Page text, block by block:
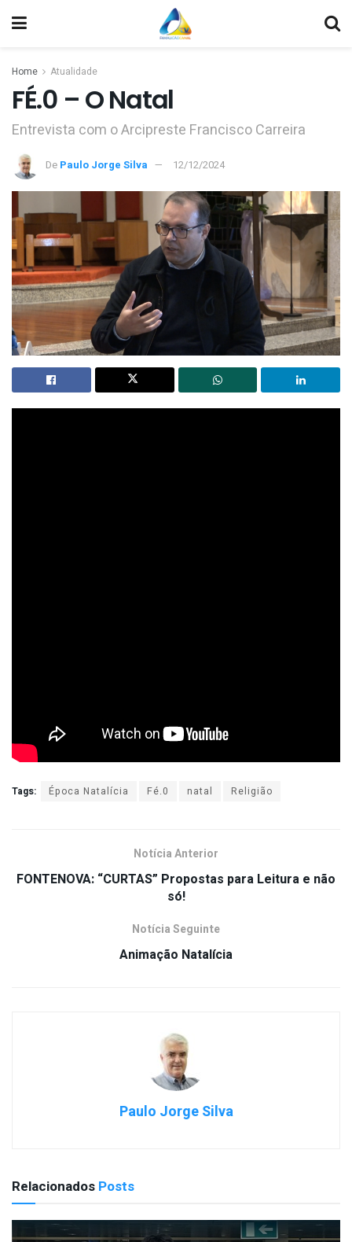
Home Atualidade
FÉ.0 – O Natal
Entrevista com o Arcipreste Francisco Carreira
De Paulo Jorge Silva 12/12/2024
Tags: Época Natalícia Fé.0 natal Religião
Notícia Anterior
FONTENOVA: “CURTAS” Propostas para Leitura e não
só!
Notícia Seguinte
Animação Natalícia
Paulo Jorge Silva
Relacionados Posts